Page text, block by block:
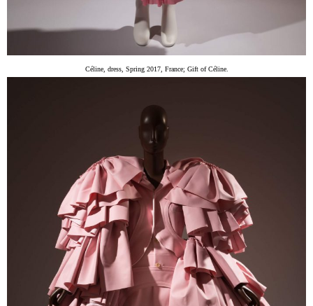
Céline, dress, Spring 2017, France; Gift of Céline.